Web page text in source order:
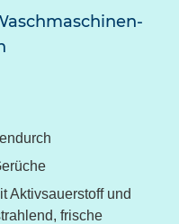
Aktivsauerstoff und
frische